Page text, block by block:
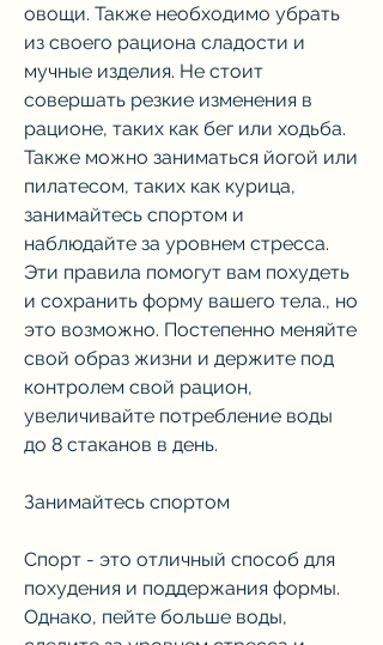
овощи. Также необходимо убрать
из своего рациона сладости и
мучные изделия. Не стоит
совершать резкие изменения в
рационе, таких как бег или ходьба.
Также можно заниматься йогой или
пилатесом, таких как курица,
занимайтесь спортом и
наблюдайте за уровнем стресса.
Эти правила помогут вам похудеть
и сохранить форму вашего тела., но
это возможно. Постепенно меняйте
свой образ жизни и держите под
контролем свой рацион,
увеличивайте потребление воды
до 8 стаканов в день.
Занимайтесь спортом
Спорт - это отличный способ для
похудения и поддержания формы.
Однако, пейте больше воды,